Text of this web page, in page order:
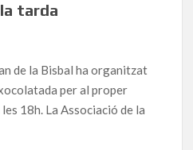
tarda
de la Bisbal ha organitzat
per al proper
18h. La Associació de la